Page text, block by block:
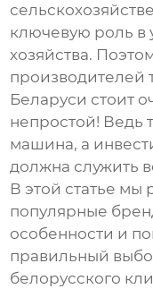
ключевую роль в
хозяйства.
производителей
Беларуси стоит
непростой! Ведь
машина, а
должна служить
В этой статье
популярные
особенности и
правильный
белорусского